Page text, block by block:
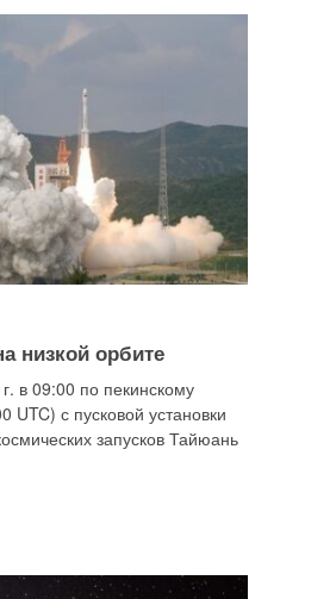
низкой орбите
в 09:00 по пекинскому
UTC) с пусковой установки
запусков Тайюань